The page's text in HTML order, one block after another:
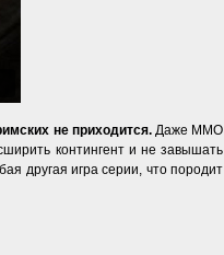
не приходится.Даже ММО
контингент и не завышать
другая игра серии, что породит